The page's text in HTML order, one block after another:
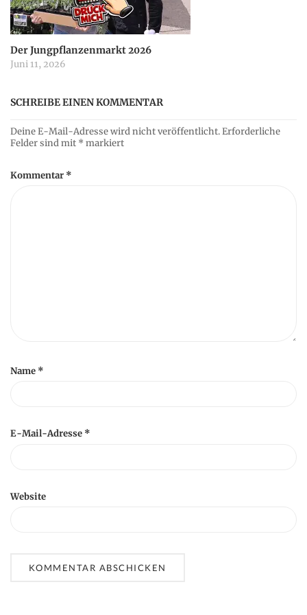
Der Jungpflanzenmarkt 2026
Juni 11, 2026
SCHREIBE EINEN KOMMENTAR
Deine E-Mail-Adresse wird nicht veröffentlicht.Erforderliche
Felder sind mit * markiert
Kommentar *
Name *
E-Mail-Adresse *
Website